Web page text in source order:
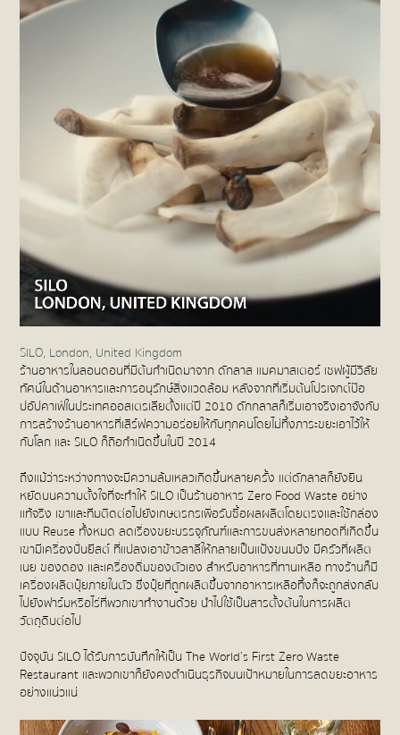
SILO, London, United Kingdom
ร้านอาหารในลอนดอนที่มีต้นกำเนิดมาจาก ดักลาส แมคมาสเตอร์ เชฟผู้มีวิสัย
ทัศน์ในด้านอาหารและการอนุรักษ์สิ่งแวดล้อม หลังจากที่เริ่มต้นโปรเจกต์ป๊อ
ปอัปคาเฟ่ในประเทศออสเตรเลียตั้งแต่ปี 2010 ดักกลาสก็เริ่มเอาจริงเอาจังกับ
การสร้างร้านอาหารที่เสิร์ฟความอร่อยให้กับทุกคนโดยไม่ทิ้งภาระขยะเอาไว้ให้
กับโลก และ SILO ก็ถือกำเนิดขึ้นในปี 2014
ถึงแม้ว่าระหว่างทางจะมีความล้มเหลวเกิดขึ้นหลายครั้ง แต่ดักลาสก็ยังยืน
หยัดบนความตั้งใจที่จะทำให้ SILO เป็นร้านอาหาร Zero Food Waste อย่าง
แท้จริง เขาและทีมติดต่อไปยังเกษตรกรเพื่อรับซื้อผลผลิตโดยตรงและใช้กล่อง
แบบ Reuse ทั้งหมด ลดเรื่องขยะบรรจุภัณฑ์และการขนส่งหลายทอดที่เกิดขึ้น
เขามีเครื่องปั่นยีสต์ ที่แปลงเอาข้าวสาลีให้กลายเป็นแป้งขนมปัง มีครัวที่ผลิต
เนย ของดอง และเครื่องดื่มของตัวเอง สำหรับอาหารที่ทานเหลือ ทางร้านก็มี
เครื่องผลิตปุ๋ยภายในตัว ซึ่งปุ๋ยที่ถูกผลิตขึ้นจากอาหารเหลือทิ้งก็จะถูกส่งกลับ
ไปยังฟาร์มหรือไร่ที่พวกเขาทำงานด้วย นำไปใช้เป็นสารตั้งต้นในการผลิต
วัตถุดิบต่อไป
ปัจจุบัน SILO ได้รับการบันทึกให้เป็น The World’s First Zero Waste
Restaurant และพวกเขาก็ยังคงดำเนินธุรกิจบนเป้าหมายในการลดขยะอาหาร
อย่างแน่วแน่